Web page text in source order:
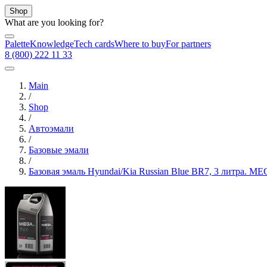
Shop
What are you looking for?
PaletteKnowledgeTech cardsWhere to buyFor partners
8 (800) 222 11 33
Main
/
Shop
/
Автоэмали
/
Базовые эмали
/
Базовая эмаль Hyundai/Kia Russian Blue BR7, 3 литра.